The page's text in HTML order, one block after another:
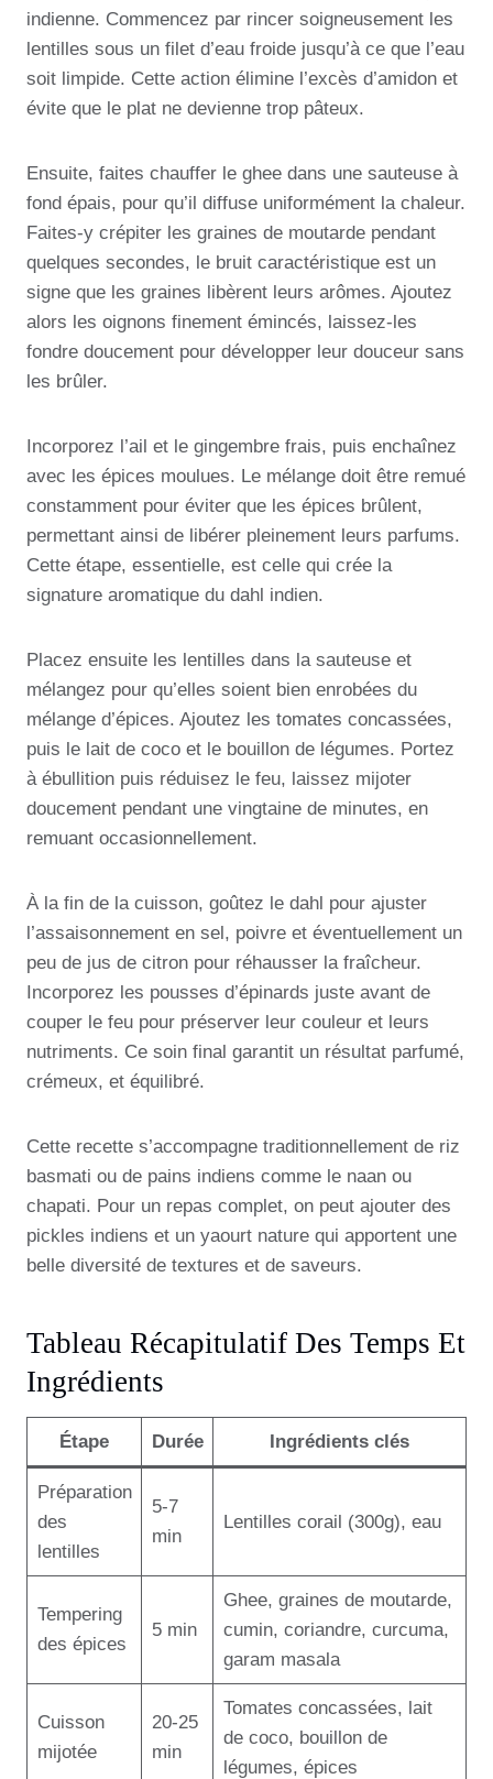
indienne. Commencez par rincer soigneusement les
lentilles sous un filet d’eau froide jusqu’à ce que l’eau
soit limpide. Cette action élimine l’excès d’amidon et
évite que le plat ne devienne trop pâteux.
Ensuite, faites chauffer le ghee dans une sauteuse à
fond épais, pour qu’il diffuse uniformément la chaleur.
Faites-y crépiter les graines de moutarde pendant
quelques secondes, le bruit caractéristique est un
signe que les graines libèrent leurs arômes. Ajoutez
alors les oignons finement émincés, laissez-les
fondre doucement pour développer leur douceur sans
les brûler.
Incorporez l’ail et le gingembre frais, puis enchaînez
avec les épices moulues. Le mélange doit être remué
constamment pour éviter que les épices brûlent,
permettant ainsi de libérer pleinement leurs parfums.
Cette étape, essentielle, est celle qui crée la
signature aromatique du dahl indien.
Placez ensuite les lentilles dans la sauteuse et
mélangez pour qu’elles soient bien enrobées du
mélange d’épices. Ajoutez les tomates concassées,
puis le lait de coco et le bouillon de légumes. Portez
à ébullition puis réduisez le feu, laissez mijoter
doucement pendant une vingtaine de minutes, en
remuant occasionnellement.
À la fin de la cuisson, goûtez le dahl pour ajuster
l’assaisonnement en sel, poivre et éventuellement un
peu de jus de citron pour réhausser la fraîcheur.
Incorporez les pousses d’épinards juste avant de
couper le feu pour préserver leur couleur et leurs
nutriments. Ce soin final garantit un résultat parfumé,
crémeux, et équilibré.
Cette recette s’accompagne traditionnellement de riz
basmati ou de pains indiens comme le naan ou
chapati. Pour un repas complet, on peut ajouter des
pickles indiens et un yaourt nature qui apportent une
belle diversité de textures et de saveurs.
Tableau Récapitulatif Des Temps Et
Ingrédients
Étape Durée Ingrédients clés
Préparation
des
lentilles
5-7
min
Lentilles corail (300g), eau
Tempering
des épices
5 min
Ghee, graines de moutarde,
cumin, coriandre, curcuma,
garam masala
Cuisson
mijotée
20-25
min
Tomates concassées, lait
de coco, bouillon de
légumes, épices